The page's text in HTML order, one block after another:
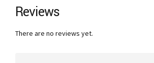
The
options
be
Reviews
There are no reviews yet.